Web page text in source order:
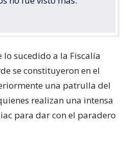
sucedido a la Fiscalía
se constituyeron en el
una patrulla del
realizan una intensa
para dar con el paradero